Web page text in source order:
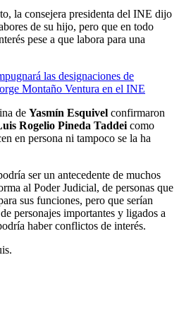
la consejera presidenta del INE dijo
de su hijo, pero que en todo
pese a que labora para una
las designaciones de
Montaño Ventura en el INE
de Yasmín Esquivel confirmaron
Rogelio Pineda Taddei como
en persona ni tampoco se la ha
ser un antecedente de muchos
al Poder Judicial, de personas que
sus funciones, pero que serían
personajes importantes y ligados a
haber conflictos de interés.